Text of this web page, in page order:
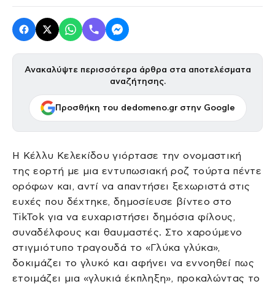
Ανακαλύψτε περισσότερα άρθρα στα αποτελέσματα
αναζήτησης.
Προσθήκη του dedomeno.gr στην Google
Η Κέλλυ Κελεκίδου γιόρτασε την ονομαστική
της εορτή με μια εντυπωσιακή ροζ τούρτα πέντε
ορόφων και, αντί να απαντήσει ξεχωριστά στις
ευχές που δέχτηκε, δημοσίευσε βίντεο στο
TikTok για να ευχαριστήσει δημόσια φίλους,
συναδέλφους και θαυμαστές. Στο χαρούμενο
στιγμιότυπο τραγουδά το «Γλύκα γλύκα»,
δοκιμάζει το γλυκό και αφήνει να εννοηθεί πως
ετοιμάζει μια «γλυκιά έκπληξη», προκαλώντας το